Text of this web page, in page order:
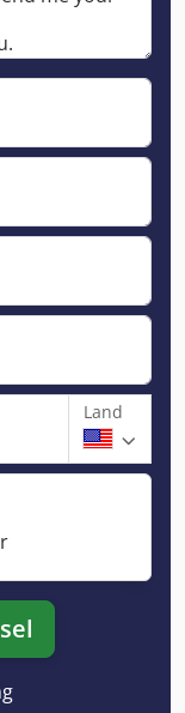
Land